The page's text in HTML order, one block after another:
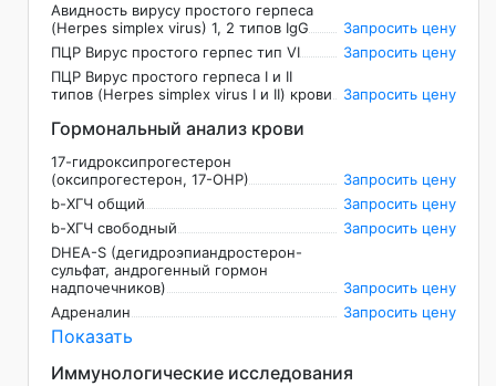
Авидность вирусу простого герпеса
(Herpes simplex virus) 1, 2 типов IgG
Запросить цену
ПЦР Вирус простого герпес тип VI
Запросить цену
ПЦР Вирус простого герпеса I и II
типов (Herpes simplex virus I и II) крови
Запросить цену
Гормональный анализ крови
17-гидроксипрогестерон
(оксипрогестерон, 17-ОНР)
Запросить цену
b-ХГЧ общий
Запросить цену
b-ХГЧ свободный
Запросить цену
DHEA-S (дегидроэпиандростерон-
сульфат, андрогенный гормон
надпочечников)
Запросить цену
Адреналин
Запросить цену
Показать
Иммунологические исследования